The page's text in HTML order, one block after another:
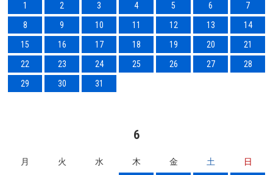
1
2 3 4 5 6
7
8
9 10 11 12 13
14
15
16 17 18 19 20
21
22
23 24 25 26 27
28
29
30 31
6
月 火 水 木 金 土
日